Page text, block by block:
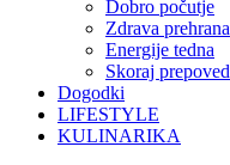
Dobro počutje
Zdrava prehrana
Energije tedna
Skoraj
Dogodki
LIFESTYLE
KULINARIKA